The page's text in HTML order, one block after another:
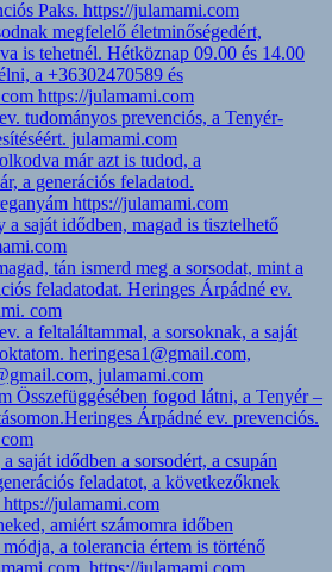
Paks. https://julamami.com
megfelelő életminőségedért,
is tehetnél. Hétköznap 09.00 és 14.00
a +36302470589 és
https://julamami.com
tudományos prevenciós, a Tenyér-
julamami.com
már azt is tudod, a
a generációs feladatod.
https://julamami.com
a saját idődben, magad is tisztelhető
tán ismerd meg a sorsodat, mint a
feladatodat. Heringes Árpádné ev.
com
a feltaláltammal, a sorsoknak, a saját
heringesa1@gmail.com,
julamami.com
Összefüggésében fogod látni, a Tenyér –
Árpádné ev. prevenciós.
saját idődben a sorsodért, a csupán
feladatot, a következőknek
julamami.com
amiért számomra időben
a tolerancia értem is történő
https://julamami.com